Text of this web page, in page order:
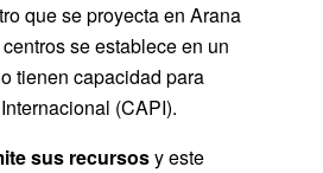
que se proyecta en Arana
se establece en un
tienen capacidad para
(CAPI).
sus recursosy este